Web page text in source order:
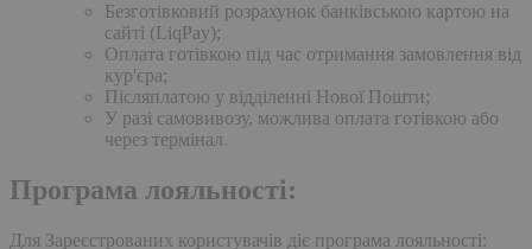
Безготівковий розрахунок банківською картою на
сайті (LiqPay);
Оплата готівкою під час отримання замовлення від
кур'єра;
Післяплатою у відділенні Нової Пошти;
У разі самовивозу, можлива оплата готівкою або
через термінал.
Програма лояльності:
Для Зареєстрованих користувачів діє програма лояльності: